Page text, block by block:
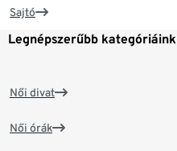
Sajtó
Legnépszerűbb kategóriáink
Női divat
Női órák